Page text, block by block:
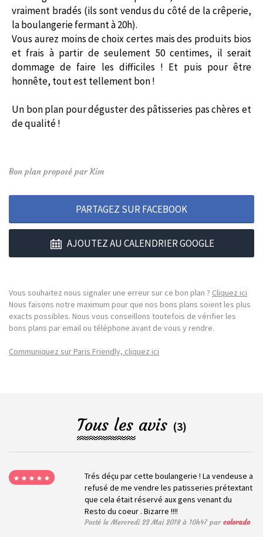
vraiment bradés (ils sont vendus du côté de la crêperie,
la boulangerie fermant à 20h).
Vous aurez moins de choix certes mais des produits bios
et frais à partir de seulement 50 centimes, il serait
dommage de faire les difficiles ! Et puis pour être
honnête, tout est tellement bon !
Un bon plan pour déguster des pâtisseries pas chères et
de qualité !
Bon plan proposé par Kim
PARTAGEZ SUR FACEBOOK
AJOUTEZ AU CALENDRIER GOOGLE
Vous souhaitez nous signaler une erreur sur ce bon plan ? Cliquez ici
Nous faisons notre maximum pour que nos bons plans soient les plus
exacts possibles. Nous vous conseillons toutefois de vérifier les
bons plans par email ou téléphone avant de vous y rendre.
Communiquez sur Paris Friendly, cliquez ici
Tous les avis (3)
Trés déçu par cette boulangerie ! La vendeuse a
refusé de me vendre les patisseries prétextant
que cela était réservé aux gens venant du
Resto du coeur . Bizarre !!!!
Posté le Mercredi 23 Mai 2018 à 10h47 parcolorado